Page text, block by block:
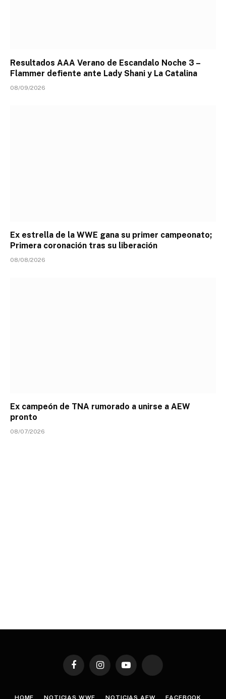
Resultados AAA Verano de Escandalo Noche 3 –
Flammer defiente ante Lady Shani y La Catalina
08/09/2026
Ex estrella de la WWE gana su primer campeonato;
Primera coronación tras su liberación
08/08/2026
Ex campeón de TNA rumorado a unirse a AEW
pronto
08/07/2026
FacebookInstagramYouTube TikTok
HOME NOTICIAS WWE NOTICIAS AEW FACEBOOK